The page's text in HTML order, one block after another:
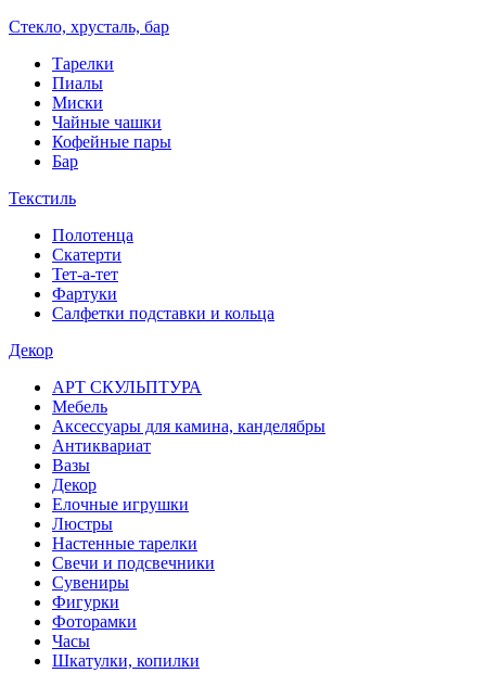
Стекло, хрусталь, бар
Тарелки
Пиалы
Миски
Чайные чашки
Кофейные пары
Бар
Текстиль
Полотенца
Скатерти
Тет-а-тет
Фартуки
Салфетки подставки и кольца
Декор
АРТ СКУЛЬПТУРА
Мебель
Аксессуары для камина, канделябры
Антиквариат
Вазы
Декор
Елочные игрушки
Люстры
Настенные тарелки
Свечи и подсвечники
Сувениры
Фигурки
Фоторамки
Часы
Шкатулки, копилки